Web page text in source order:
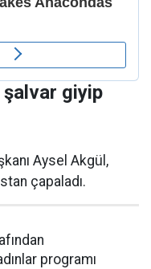
giyip
Aysel Akgül,
çapaladı.
programı